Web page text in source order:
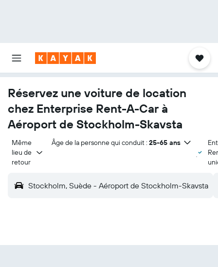
Réservez une voiture de location
chez Enterprise Rent-A-Car à
Aéroport de Stockholm-Skavsta
Même
lieu de
retour
Âge de la personne qui conduit : 25-65 ans
Stockholm, Suède - Aéroport de Stockholm-Skavsta